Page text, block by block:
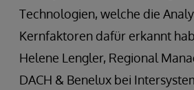
Technologien, welche die
Kernfaktoren dafür erkannt
Helene Lengler, Regional
DACH & Benelux bei